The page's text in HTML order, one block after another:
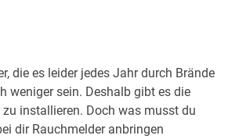
die es leider jedes Jahr durch Brände
weniger sein. Deshalb gibt es die
zu installieren. Doch was musst du
dir Rauchmelder anbringen